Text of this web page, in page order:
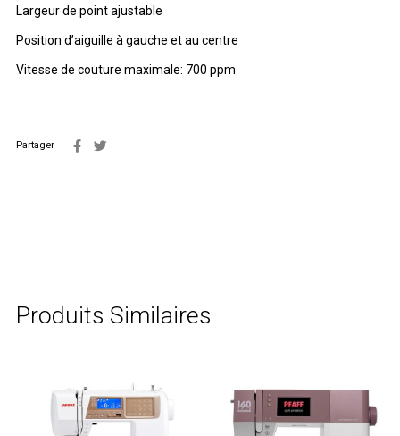
Largeur de point ajustable
Position d’aiguille à gauche et au centre
Vitesse de couture maximale: 700 ppm
Partager
Produits Similaires